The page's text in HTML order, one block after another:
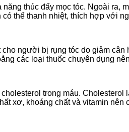
thúc đẩy mọc tóc. Ngoài
thể thanh nhiệt, thích hợp với
người bị rụng tóc do giảm
các loại thuốc chuyên dụng
trong máu.
xơ, khoáng chất và vitamin